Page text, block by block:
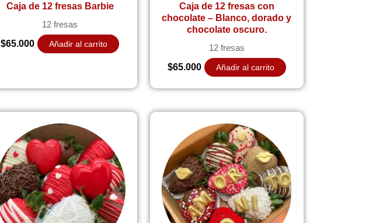
Caja de 12 fresas Barbie
12 fresas
$65.000 Añadir al carrito
Caja de 12 fresas con
chocolate – Blanco, dorado y
chocolate oscuro.
12 fresas
$65.000 Añadir al carrito